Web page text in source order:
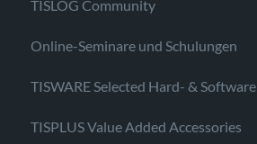
TISLOG Community
Online-Seminare und Schulungen
TISWARE Selected Hard- & Software
TISPLUS Value Added Accessories